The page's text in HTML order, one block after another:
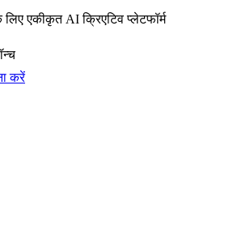
एकीकृत AI क्रिएटिव प्लेटफॉर्म
करें